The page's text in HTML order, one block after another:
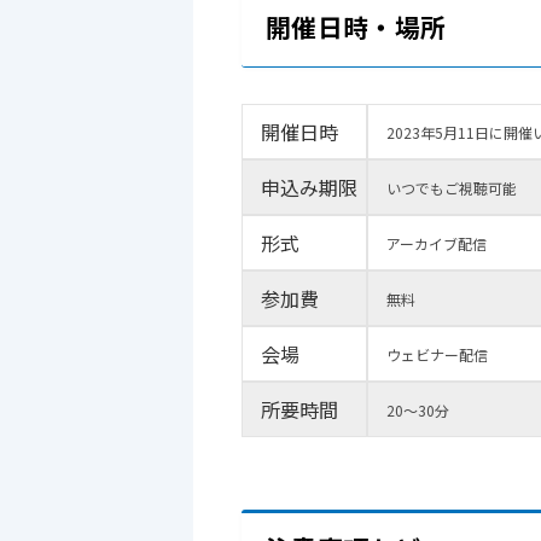
開催日時・場所
開催日時 2023年5月11日に開催
申込み期限 いつでもご視聴可能
形式 アーカイブ配信
参加費 無料
会場 ウェビナー配信
所要時間 20～30分